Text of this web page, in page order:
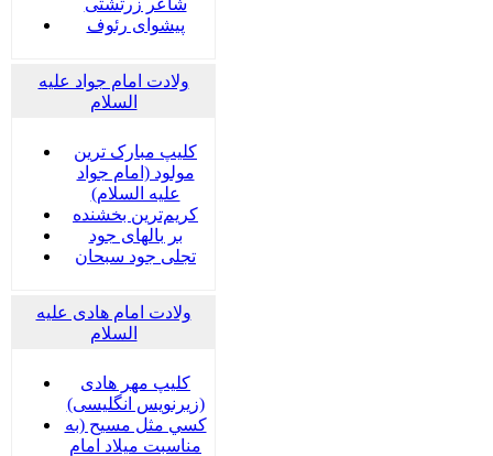
شاعر زرتشتی
پیشوای رئوف
ولادت امام جواد علیه
السلام
کلیپ مبارک ترین
مولود (امام جواد
علیه السلام)
کریم‌ترین بخشنده
بر بالهای جود
تجلی جود سبحان
ولادت امام هادی علیه
السلام
کلیپ مهر هادی
(زیرنویس انگلیسی)
كسي مثل مسيح (به
مناسبت ميلاد امام